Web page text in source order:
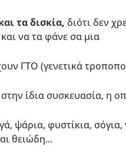
τα δισκία, διότι δεν
να τα φάνε σα μια
ΓΤΟ (γενετικά
ίδια συσκευασία, η
ψάρια, φυστίκια, σόγια,
θειώδη...